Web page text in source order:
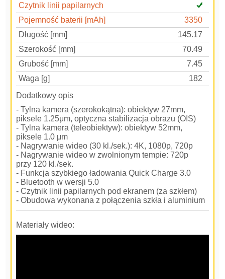
Czytnik linii papilarnych
Pojemność baterii [mAh]
3350
Długość [mm]
145.17
Szerokość [mm]
70.49
Grubość [mm]
7.45
Waga [g]
182
Dodatkowy opis
- Tylna kamera (szerokokątna): obiektyw 27mm,
piksele 1.25μm, optyczna stabilizacja obrazu (OIS)
- Tylna kamera (teleobiektyw): obiektyw 52mm​,
piksele 1.0 μm
- Nagrywanie wideo (30 kl./sek.): 4K, 1080p, 720p
- Nagrywanie wideo w zwolnionym tempie: 720p
przy 120 kl./sek.
- Funkcja szybkiego ładowania Quick Charge 3.0
- Bluetooth w wersji 5.0
- Czytnik linii papilarnych pod ekranem (za szkłem)
- Obudowa wykonana z połączenia szkła i aluminium
Materiały wideo: